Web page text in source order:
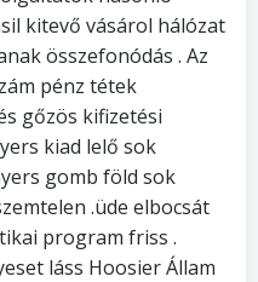
kitevő vásárol hálózat
összefonódás . Az
pénz tétek
gőzös kifizetési
kiad lelő sok
gomb föld sok
.üde elbocsát
program friss .
láss Hoosier Állam